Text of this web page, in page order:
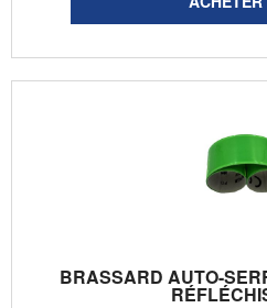
BRASSARD AUTO-